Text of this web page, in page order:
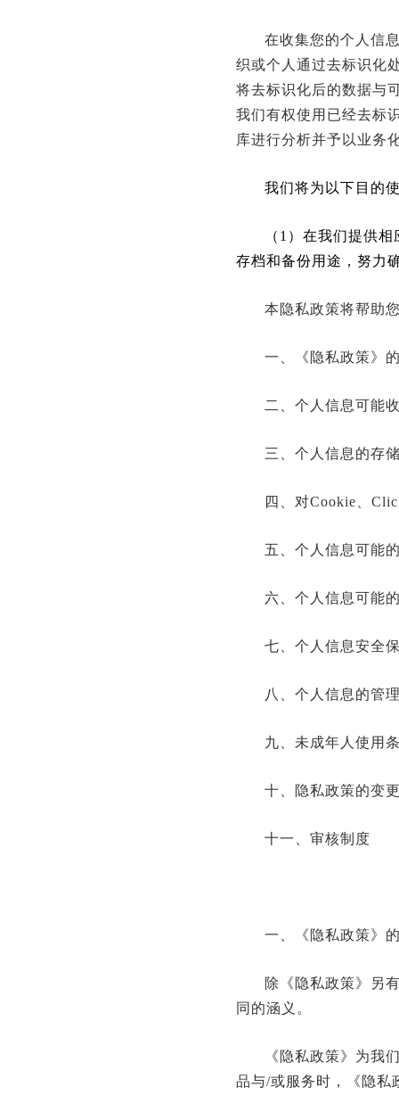
在收集您的个人信
织或个人通过去标识化
将去标识化后的数据与
我们有权使用已经去标
库进行分析并予以业务
我们将为以下目的
（1）在我们提供
存档和备份用途，努力
本隐私政策将帮助
一、《隐私政策》
二、个人信息可能
三、个人信息的存
四、对Cookie、
五、个人信息可能
六、个人信息可能
七、个人信息安全
八、个人信息的管
九、未成年人使用
十、隐私政策的变
十一、审核制度
一、《隐私政策》
除《隐私政策》另
同的涵义。
《隐私政策》为我
品与/或服务时，《隐私